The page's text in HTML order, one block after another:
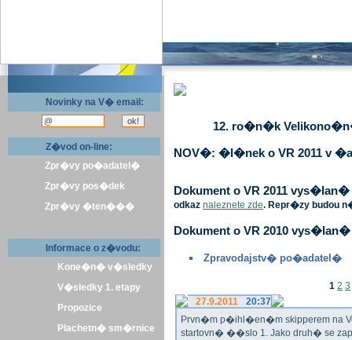
Novinky na V� email:
Z�vod on-line:
Zpr�vy po�adatel�
Zpr�vy pos�dek
Zpr�vy �ten���
Informace o z�vodu:
Kone�n� v�sledky
V�sledky 1. etapy
Propozice
Plachetn� sm�rnice
12. ro�n�k
NOV�: �l�nek o VR 2011 v
Dokument o VR 2011
odkaz naleznete zde. Repr�zy budou
Dokument o VR 2010
Zpravodajstv� po�adatel�
1 2 3
27.9.2011
20:37
Prvn�m p�ihl�en�m skipperem na
startovn� ��slo 1. Jako druh� se